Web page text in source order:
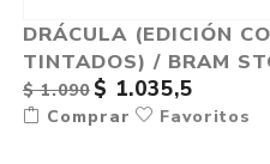
DRÁCULA (EDICIÓN
TINTADOS) / BRAM
$ 1.090 $ 1.035,5
Comprar Favoritos